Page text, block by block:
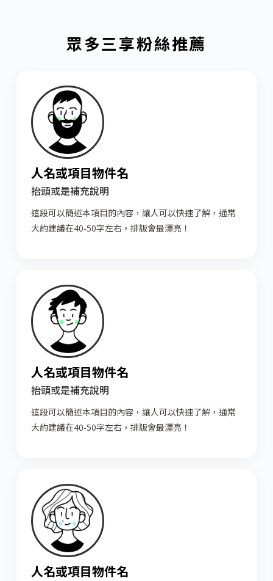
眾多三享粉絲推薦
人名或項目物件名
抬頭或是補充說明
這段可以簡述本項目的內容，讓人可以快速了解，通常
大約建議在40-50字左右，排版會最漂亮！
人名或項目物件名
抬頭或是補充說明
這段可以簡述本項目的內容，讓人可以快速了解，通常
大約建議在40-50字左右，排版會最漂亮！
人名或項目物件名